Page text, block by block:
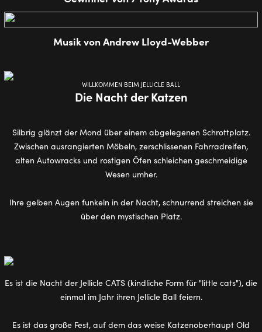
Musik von Andrew Lloyd-Webber
WILLKOMMEN BEIM JELLICLE BALL
Die Nacht der Katzen
Silbrig glänzt der Mond über einem abgelegenen Schrottplatz.
Zwischen ausrangierten Möbeln, zerschlissenen Fahrradreifen,
alten Autowracks und rostigen Öfen schleichen geschmeidige
Wesen umher.
Ihre gelben Augen funkeln in der Nacht, schnurrend streichen sie
über den mystischen Platz.
Es ist die Nacht der Jellicle CATS (kindliche Form für "little cats"), die
einmal im Jahr ihren Jellicle Ball feiern.
Es ist das große Fest, auf dem das weise Katzenoberhaupt Old